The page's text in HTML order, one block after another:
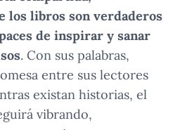
los libros son verdaderos
de inspirar y sanar
. Con sus palabras,
entre sus lectores
existan historias, el
vibrando,